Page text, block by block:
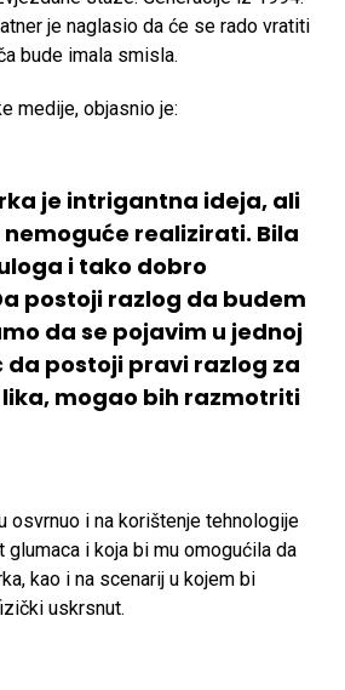
je naglasio da će se rado vratiti
bude imala smisla.
medije, objasnio je:
je intrigantna ideja, ali
realizirati. Bila
i tako dobro
postoji razlog da budem
da se pojavim u jednoj
da postoji pravi razlog za
mogao bih razmotriti
osvrnuo i na korištenje tehnologije
glumaca i koja bi mu omogućila da
kao i na scenarij u kojem bi
uskrsnut.